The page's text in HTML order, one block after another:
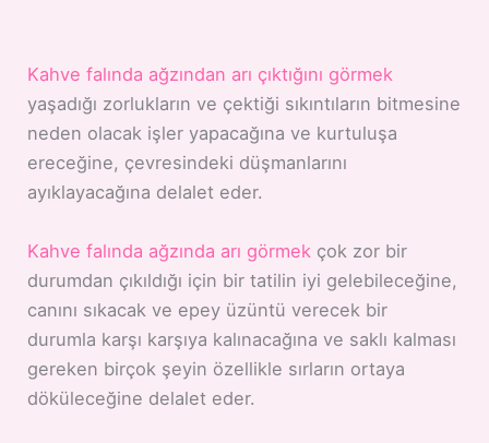
Kahve falında ağzından arı çıktığını görmek
yaşadığı zorlukların ve çektiği sıkıntıların bitmesine
neden olacak işler yapacağına ve kurtuluşa
ereceğine, çevresindeki düşmanlarını
ayıklayacağına delalet eder.
Kahve falında ağzında arı görmek çok zor bir
durumdan çıkıldığı için bir tatilin iyi gelebileceğine,
canını sıkacak ve epey üzüntü verecek bir
durumla karşı karşıya kalınacağına ve saklı kalması
gereken birçok şeyin özellikle sırların ortaya
döküleceğine delalet eder.